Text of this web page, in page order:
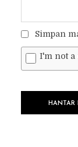
Simpan
I'm not a